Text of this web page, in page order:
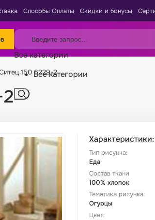
Способы Оплаты Скидки и бонусы
Все категории
Все категории
150 6229-2
Характеристики:
Тип рисунка:
Еда
Состав ткани
100% хлопок
Тематика рисунка:
Огурцы
Цвет: